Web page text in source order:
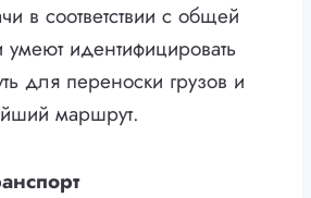
в соответствии с общей
умеют идентифицировать
для переноски грузов и
маршрут.